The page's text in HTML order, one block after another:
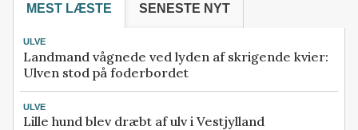
MEST LÆSTE SENESTE NYT
ULVE
Landmand vågnede ved lyden af skrigende kvier:
Ulven stod på foderbordet
ULVE
Lille hund blev dræbt af ulv i Vestjylland